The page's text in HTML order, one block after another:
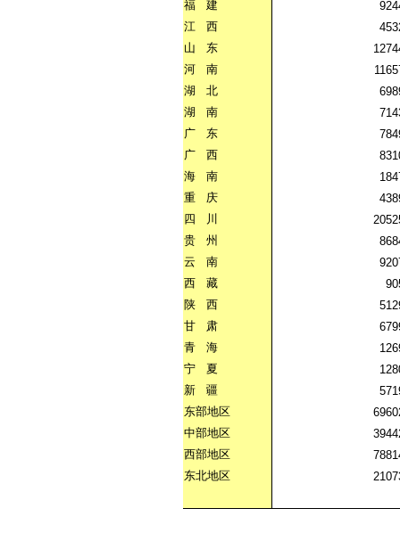
福
建
江
西
山
东
河
南
湖
北
湖
南
广
东
广
西
海
南
重
庆
四
川
贵
州
云
南
西
藏
陕
西
甘
肃
青
海
宁
夏
新
疆
东部地区
中部地区
西部地区
东北地区